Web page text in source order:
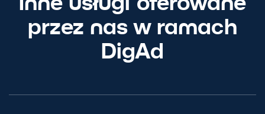
przez nas w ramach
DigAd